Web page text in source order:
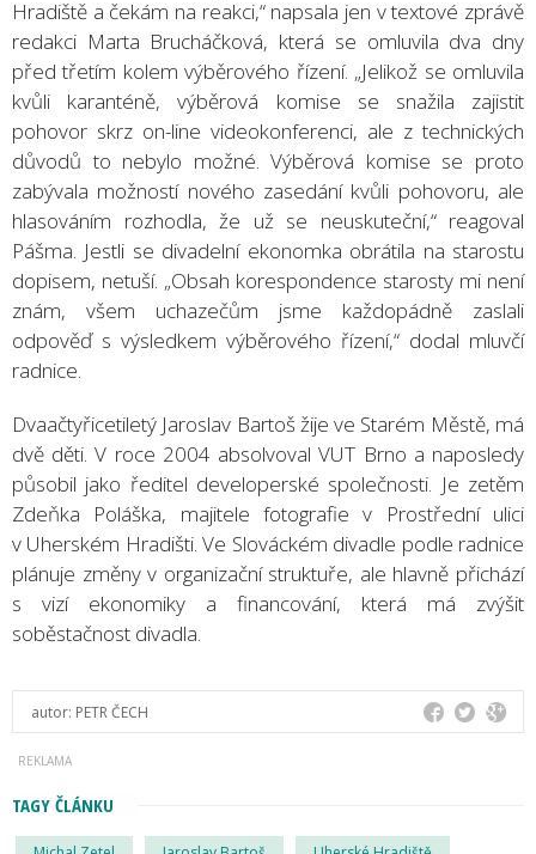
Hradiště a čekám na reakci,“ napsala jen v textové zprávě
redakci Marta Brucháčková, která se omluvila dva dny
před třetím kolem výběrového řízení. „Jelikož se omluvila
kvůli karanténě, výběrová komise se snažila zajistit
pohovor skrz on-line videokonferenci, ale z technických
důvodů to nebylo možné. Výběrová komise se proto
zabývala možností nového zasedání kvůli pohovoru, ale
hlasováním rozhodla, že už se neuskuteční,“ reagoval
Pášma. Jestli se divadelní ekonomka obrátila na starostu
dopisem, netuší. „Obsah korespondence starosty mi není
znám, všem uchazečům jsme každopádně zaslali
odpověď s výsledkem výběrového řízení,“ dodal mluvčí
radnice.
Dvaačtyřicetiletý Jaroslav Bartoš žije ve Starém Městě, má
dvě děti. V roce 2004 absolvoval VUT Brno a naposledy
působil jako ředitel developerské společnosti. Je zetěm
Zdeňka Poláška, majitele fotografie v Prostřední ulici
v Uherském Hradišti. Ve Slováckém divadle podle radnice
plánuje změny v organizační struktuře, ale hlavně přichází
s vizí ekonomiky a financování, která má zvýšit
soběstačnost divadla.
autor: PETR ČECH
TAGY ČLÁNKU